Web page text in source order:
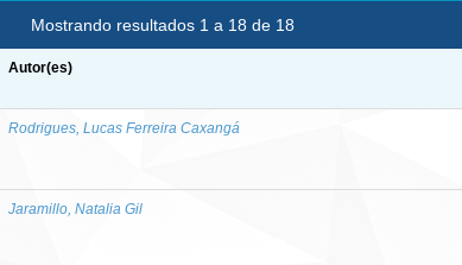
Mostrando resultados 1 a 18 de 18
Autor(es)
Rodrigues, Lucas Ferreira Caxangá
Jaramillo, Natalia Gil